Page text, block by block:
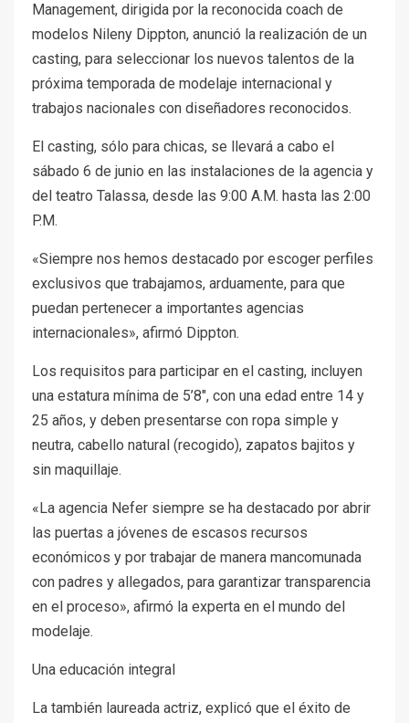
Management, dirigida por la reconocida coach de
modelos Nileny Dippton, anunció la realización de un
casting, para seleccionar los nuevos talentos de la
próxima temporada de modelaje internacional y
trabajos nacionales con diseñadores reconocidos.
El casting, sólo para chicas, se llevará a cabo el
sábado 6 de junio en las instalaciones de la agencia y
del teatro Talassa, desde las 9:00 A.M. hasta las 2:00
P.M.
«Siempre nos hemos destacado por escoger perfiles
exclusivos que trabajamos, arduamente, para que
puedan pertenecer a importantes agencias
internacionales», afirmó Dippton.
Los requisitos para participar en el casting, incluyen
una estatura mínima de 5’8″, con una edad entre 14 y
25 años, y deben presentarse con ropa simple y
neutra, cabello natural (recogido), zapatos bajitos y
sin maquillaje.
«La agencia Nefer siempre se ha destacado por abrir
las puertas a jóvenes de escasos recursos
económicos y por trabajar de manera mancomunada
con padres y allegados, para garantizar transparencia
en el proceso», afirmó la experta en el mundo del
modelaje.
Una educación integral
La también laureada actriz, explicó que el éxito de